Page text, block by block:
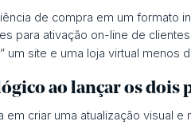
de compra em um formato
para ativação on-line de clientes
um site e uma loja virtual menos
ao lançar os dois
em criar uma atualização visual e